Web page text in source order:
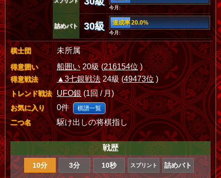
今月:
詰めバト 30級 達成率 20.0%
今月:
棋士団 未所属
得意囲い 船囲い20級 (216154位)
得意戦法 ▲3七銀戦法24級 (49473位 )
トレンド戦法 UFO銀(1回 / 月)
お気に入り 0件 棋譜一覧
二つ名 駆け出しの将棋指し
戦歴
10分 3分 10秒 スプリント 詰めバト